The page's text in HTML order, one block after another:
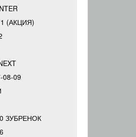
(АКЦИЯ)
08-09
ЗУБРЕНОК